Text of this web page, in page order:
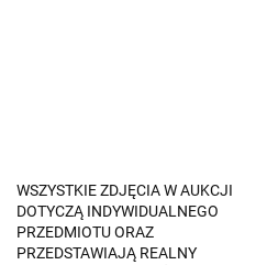
WSZYSTKIE ZDJĘCIA W AUKCJI
DOTYCZĄ INDYWIDUALNEGO
PRZEDMIOTU ORAZ
PRZEDSTAWIAJĄ REALNY